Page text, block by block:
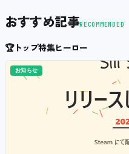
おすすめ記事RECOMMENDED
🏆トップ特集ヒーロー
お知らせ